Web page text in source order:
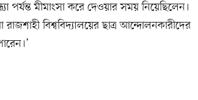
পর্যন্ত মীমাংসা করে দেওয়ার সময় নিয়েছিলেন।
বিশ্ববিদ্যালয়ের ছাত্র আন্দোলনকারীদের